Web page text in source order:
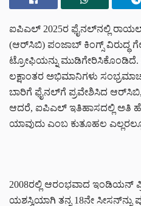
ಐಪಿಎಲ್ 2025ರ ಫೈನಲ್‌ನಲ್ಲಿ
(ಆರ್‌ಸಿಬಿ) ಪಂಜಾಬ್ ಕಿಂಗ್ಸ್‌ ವಿರುದ್ಧ
ಟ್ರೋಫಿಯನ್ನು
ಲಕ್ಷಾಂತರ ಅಭಿಮಾನಿಗಳು
ಬಾರಿಗೆ ಫೈನಲ್‌ಗೆ ಪ್ರವೇಶಿಸಿದ
ಆದರೆ, ಐಪಿಎಲ್ ಇತಿಹಾಸದಲ್ಲಿ ಅತಿ
ಯಾವುದು ಎಂಬ ಕುತೂಹಲ
2008ರಲ್ಲಿ ಆರಂಭವಾದ
ಯಶಸ್ವಿಯಾಗಿ ತನ್ನ 18ನೇ ಸೀಸನ್‌ನ್ನು